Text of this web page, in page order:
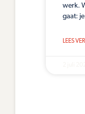
werk.
gaat: je
LEES